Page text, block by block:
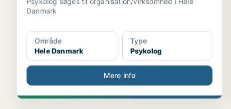
Danmark
Område
Hele Danmark
Type
Psykolog
Mere info